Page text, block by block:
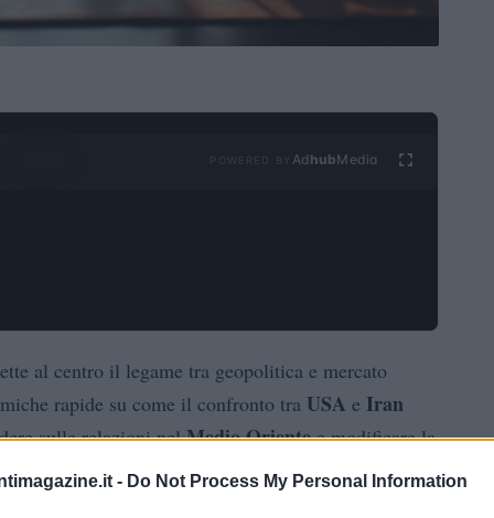
- Do Not Process My Personal Information
Ad hubMedia
al centro il legame tra geopolitica e mercato
rapide su come il confronto tra USA e Iran
sulle relazioni nelMedio Orientee modificare la
tipo di riunione, pensata per offrire spunti immediati
geopolitici in elementi utili alla comprensione